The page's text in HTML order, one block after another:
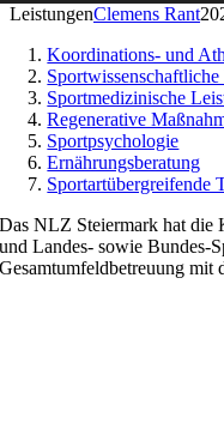
LeistungenClemens Rant
Koordinations- und
Sportmedizinische
Regenerative
Sportpsychologie
Ernährungsberatung
Sportartübergreifende
Das NLZ Steiermark hat die
und Landes- sowie Bundes-
Gesamtumfeldbetreuung mit